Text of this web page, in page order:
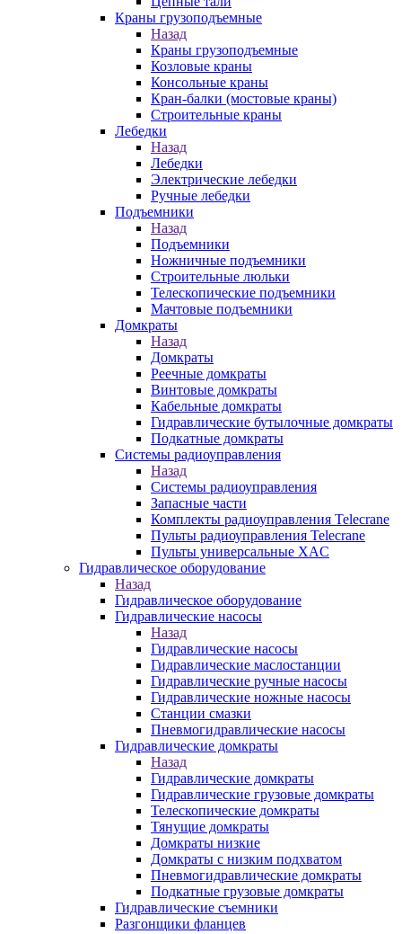
Краны грузоподъемные
Назад
Краны грузоподъемные
Козловые краны
Консольные краны
Кран-балки (мостовые краны)
Строительные краны
Лебедки
Назад
Лебедки
Электрические лебедки
Ручные лебедки
Подъемники
Назад
Подъемники
Ножничные подъемники
Строительные люльки
Телескопические подъемники
Мачтовые подъемники
Домкраты
Назад
Домкраты
Реечные домкраты
Винтовые домкраты
Кабельные домкраты
Гидравлические бутылочные домкраты
Подкатные домкраты
Системы радиоуправления
Назад
Системы радиоуправления
Запасные части
Комплекты радиоуправления Telecrane
Пульты радиоуправления Telecrane
Пульты универсальные XAC
Гидравлическое оборудование
Назад
Гидравлическое оборудование
Гидравлические насосы
Назад
Гидравлические насосы
Гидравлические маслостанции
Гидравлические ручные насосы
Гидравлические ножные насосы
Станции смазки
Пневмогидравлические насосы
Гидравлические домкраты
Назад
Гидравлические домкраты
Гидравлические грузовые домкраты
Телескопические домкраты
Тянущие домкраты
Домкраты низкие
Домкраты с низким подхватом
Пневмогидравлические домкраты
Подкатные грузовые домкраты
Гидравлические съемники
Разгонщики фланцев